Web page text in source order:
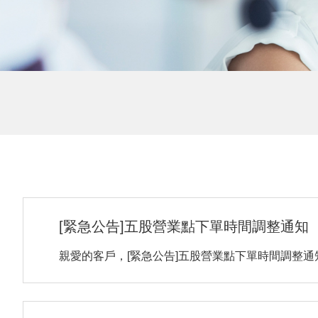
[緊急公告]五股營業點下單時間調整通知
親愛的客戶，[緊急公告]五股營業點下單時間調整通